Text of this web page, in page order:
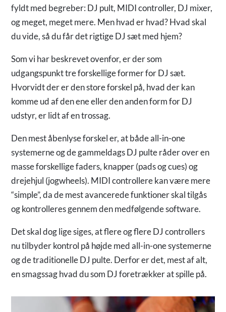
fyldt med begreber: DJ pult, MIDI controller, DJ mixer,
og meget, meget mere. Men hvad er hvad? Hvad skal
du vide, så du får det rigtige DJ sæt med hjem?
Som vi har beskrevet ovenfor, er der som
udgangspunkt tre forskellige former for DJ sæt.
Hvorvidt der er den store forskel på, hvad der kan
komme ud af den ene eller den anden form for DJ
udstyr, er lidt af en trossag.
Den mest åbenlyse forskel er, at både all-in-one
systemerne og de gammeldags DJ pulte råder over en
masse forskellige faders, knapper (pads og cues) og
drejehjul (jogwheels). MIDI controllere kan være mere
“simple”, da de mest avancerede funktioner skal tilgås
og kontrolleres gennem den medfølgende software.
Det skal dog lige siges, at flere og flere DJ controllers
nu tilbyder kontrol på højde med all-in-one systemerne
og de traditionelle DJ pulte. Derfor er det, mest af alt,
en smagssag hvad du som DJ foretrækker at spille på.